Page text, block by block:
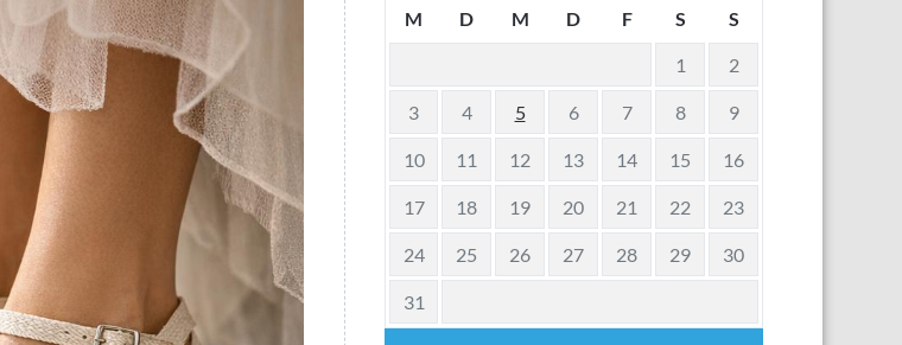
M D M D F S S
1 2
3 4 5 6 7 8 9
10 11 12 13 14 15 16
17 18 19 20 21 22 23
24 25 26 27 28 29 30
31